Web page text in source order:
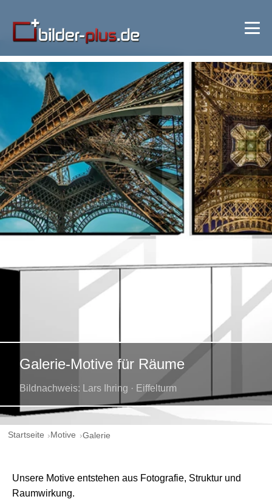
Galerie-Motive für Räume
Bildnachweis: Lars Ihring · Eiffelturm
Startseite Motive Galerie
Unsere Motive entstehen aus Fotografie, Struktur und
Raumwirkung.